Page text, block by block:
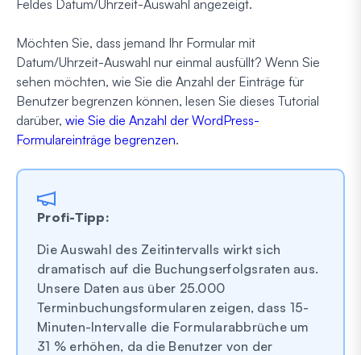
Feldes Datum/Uhrzeit-Auswahl angezeigt.
Möchten Sie, dass jemand Ihr Formular mit
Datum/Uhrzeit-Auswahl nur einmal ausfüllt? Wenn Sie
sehen möchten, wie Sie die Anzahl der Einträge für
Benutzer begrenzen können, lesen Sie dieses Tutorial
darüber, wie Sie die Anzahl der WordPress-
Formulareinträge begrenzen.
Profi-Tipp:
Die Auswahl des Zeitintervalls wirkt sich
dramatisch auf die Buchungserfolgsraten aus.
Unsere Daten aus über 25.000
Terminbuchungsformularen zeigen, dass 15-
Minuten-Intervalle die Formularabbrüche um
31 % erhöhen, da die Benutzer von der